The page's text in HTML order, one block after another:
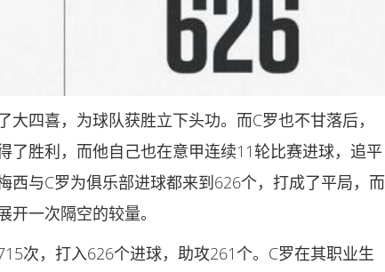
大四喜，为球队获胜立下头功。而C罗也不甘落后，
了胜利，而他自己也在意甲连续11轮比赛进球，追平
西与C罗为俱乐部进球都来到626个，打成了平局，而
一次隔空的较量。
次，打入626个进球，助攻261个。C罗在其职业生